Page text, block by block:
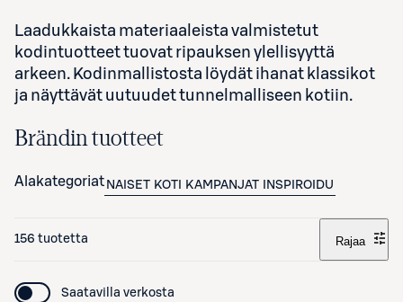
Laadukkaista materiaaleista valmistetut
kodintuotteet tuovat ripauksen ylellisyyttä
arkeen. Kodinmallistosta löydät ihanat klassikot
ja näyttävät uutuudet tunnelmalliseen kotiin.
Brändin tuotteet
Alakategoriat NAISET KOTI KAMPANJAT INSPIROIDU
156 tuotetta Rajaa
Saatavilla verkosta